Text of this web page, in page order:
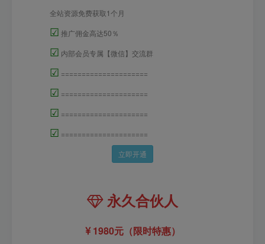
全站资源免费获取1个月
☑ 推广佣金高达50％
☑ 内部会员专属【微信】交流群
☑ =====================
☑ =====================
☑ =====================
☑ =====================
立即开通
永久合伙人
1980元（限时特惠）